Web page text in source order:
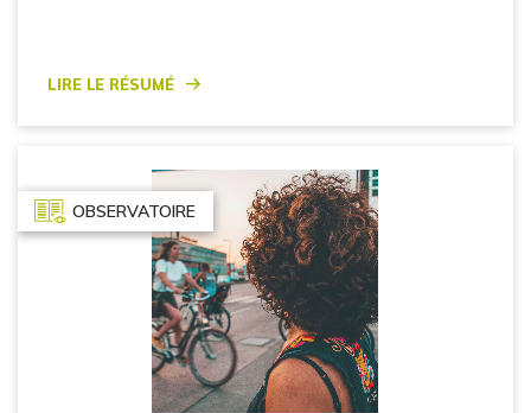
Lire le résumé
OBSERVATOIRE